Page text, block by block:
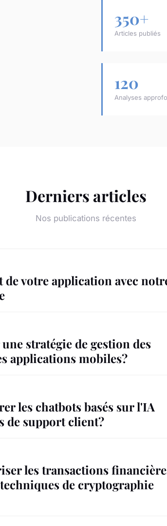
350+
Articles publiés
120
Analyses
Derniers articles
Nos publications récentes
de votre application avec
stratégie de gestion des
applications mobiles?
les chatbots basés sur l'IA
de support client?
les transactions
de cryptographie